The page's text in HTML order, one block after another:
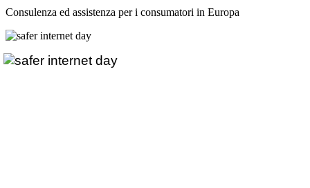
Consulenza ed assistenza per i consumatori in Europa